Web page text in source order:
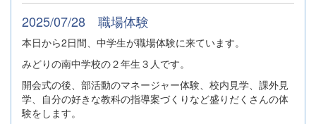
2025/07/28 職場体験
本日から2日間、中学生が職場体験に来ています。
みどりの南中学校の２年生３人です。
開会式の後、部活動のマネージャー体験、校内見学、課外見
学、自分の好きな教科の指導案づくりなど盛りだくさんの体
験をします。